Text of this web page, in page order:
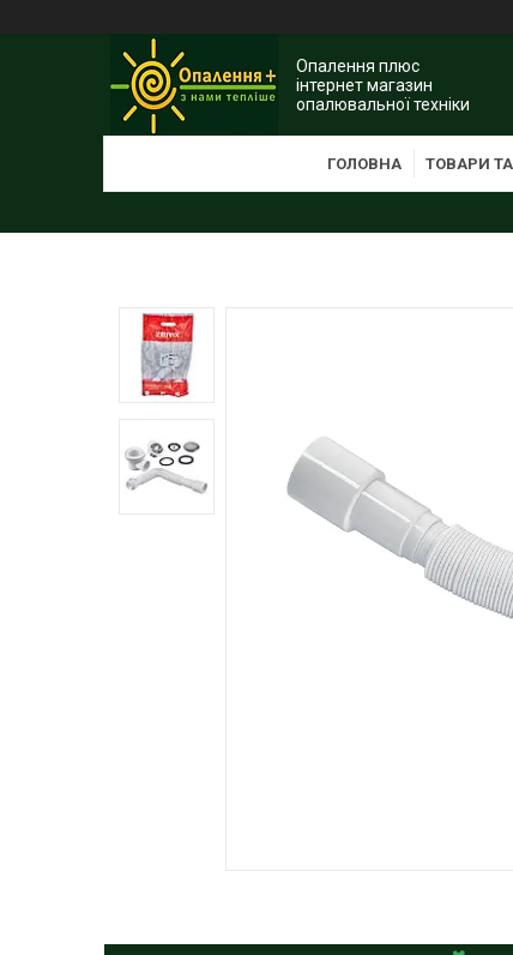
Опалення плюс
інтернет магазин
опалювальної техніки
ГОЛОВНА ТОВАРИ